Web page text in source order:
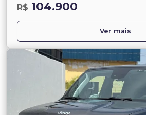
R$ 104.900
Ver mais